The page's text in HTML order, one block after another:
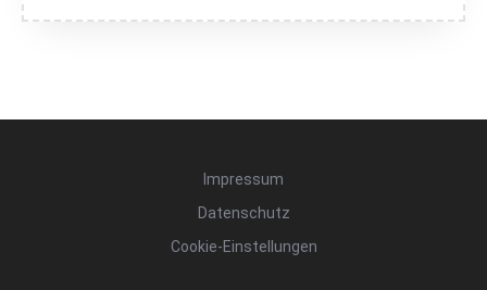
Impressum
Datenschutz
Cookie-Einstellungen